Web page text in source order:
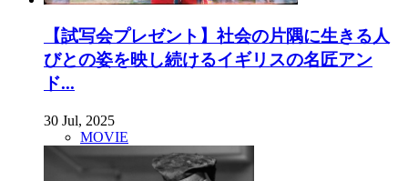
【試写会プレゼント】社会の片隅に生きる人
びとの姿を映し続けるイギリスの名匠アン
ド...
30 Jul, 2025
MOVIE